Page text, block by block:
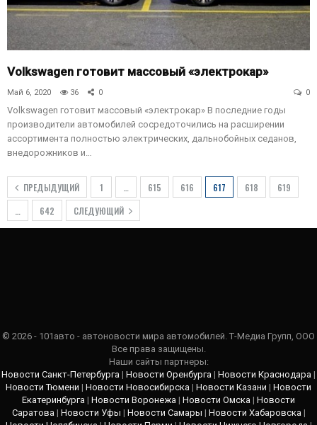
Volkswagen готовит массовый «электрокар»
Май 6, 2020 36 0 0
Volkswagen готовит массовый «электрокар» В последние годы
производители автомобилей сосредоточились на расширении
ассортимента полностью электрических, дальнобойных седанов,
внедорожников и…
ПРЕДЫДУЩИЙ 1 615 616 617 618
619
642 СЛЕДУЮЩИЙ
© 2026 - 101авто - автоновости мира автомобилей. Т-Медиа Групп, ООО
Все права защищены.
Наши сайты партнеры:
Новости Санкт-Петербурга | Новости Оренбурга | Новости Краснодара |
Новости Тюмени | Новости Новосибирска | Новости Казани | Новости
Екатеринбурга | Новости Воронежа | Новости Омска | Новости
Саратова| Новости Уфы | Новости Самары | Новости Хабаровска|